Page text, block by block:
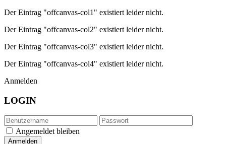
Der Eintrag "offcanvas-col1" existiert leider nicht.
Der Eintrag "offcanvas-col2" existiert leider nicht.
Der Eintrag "offcanvas-col3" existiert leider nicht.
Der Eintrag "offcanvas-col4" existiert leider nicht.
Anmelden
LOGIN
Angemeldet bleiben